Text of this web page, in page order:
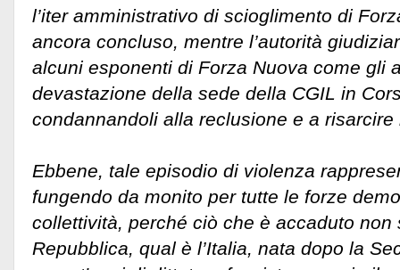
l’iter amministrativo di scioglimento di
ancora concluso, mentre l’autorità
alcuni esponenti di Forza Nuova come gli
devastazione della sede della CGIL in
condannandoli alla reclusione e a
Ebbene, tale episodio di violenza
fungendo da monito per tutte le forze
collettività, perché ciò che è accaduto non
Repubblica, qual è l’Italia, nata dopo la